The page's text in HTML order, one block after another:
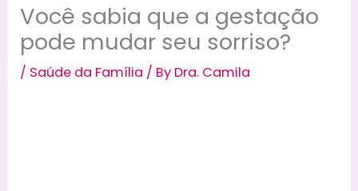
Você sabia que a gestação
pode mudar seu sorriso?
/ Saúde da Família / By Dra. Camila